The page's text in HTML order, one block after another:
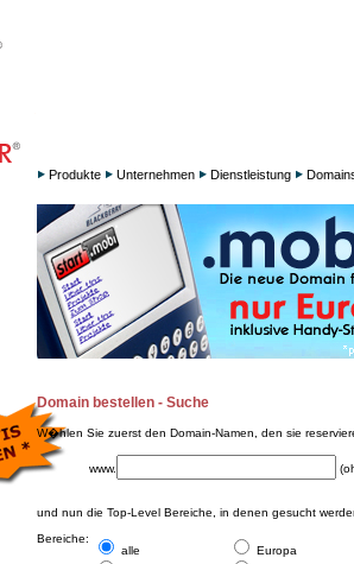
Produkte Unternehmen Dienstleistung
Domain bestellen - Suche
W�hlen Sie zuerst den Domain-Namen, den sie
www.
und nun die Top-Level Bereiche, in denen gesucht
Bereiche:
alle
Europa